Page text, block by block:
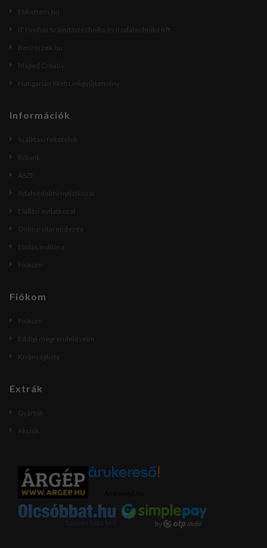
Etikettem.hu
IT Pavilon Számítástechnika és Irodatechnika Kft.
Beszerzek.hu
Maped Creativ
Hungarian Web Linkgyűjtemény
Információk
Szállítási feltételek
Rólunk
ÁSZF
Adatvédelmi nyilatkozat
Elállási nyilatkozat
Online vitarendezés
Elállás indítása
Fiókom
Fiókom
Fiókom
Eddigi megrendeléseim
Kívánságlista
Extrák
Gyártók
Akciók